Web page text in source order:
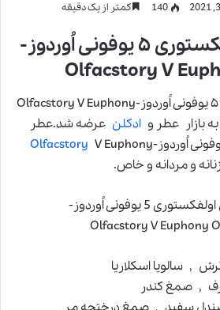
140 کمتر از یک دقیقه
عطر ادکلن اولفکستوری ۵ یوفونی اُوردوز-
Olfacstory V
عطر ادکلن اولفکستوری ۵ یوفونی اُوردوز-Olfacstory V Euphony
ادکلن عرضه شد.عطر
Olfacstory V Euphony
, سالویا اسکلاریا
, صمغ کندر